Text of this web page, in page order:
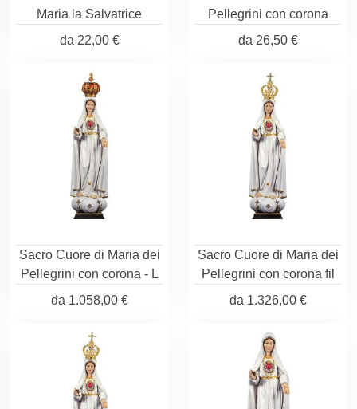
Maria la Salvatrice
da 22,00 €
Pellegrini con corona
da 26,50 €
Sacro Cuore di Maria dei
Pellegrini con corona - L
da 1.058,00 €
Sacro Cuore di Maria dei
Pellegrini con corona fil
da 1.326,00 €